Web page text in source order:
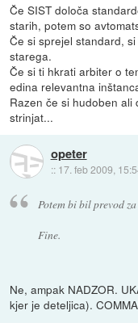
Če SIST določa
starih, potem so
Če si sprejel standard,
starega.
Če si ti hkrati arbiter o
edina relevantna
Razen če si hudoben ali
strinjat...
opeter
:: 17. feb 2009,
Potem bi bil prevod
Fine.
Ne, ampak NADZOR.
kjer je deteljica).